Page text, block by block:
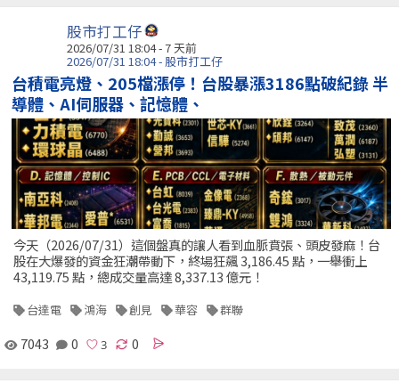
股市打工仔
2026/07/31 18:04 - 7 天前
2026/07/31 18:04 - 股市打工仔
台積電亮燈、205檔漲停！台股暴漲3186點破紀錄 半
導體、AI伺服器、記憶體、
今天（2026/07/31）這個盤真的讓人看到血脈賁張、頭皮發麻！台
股在大爆發的資金狂潮帶動下，終場狂飆 3,186.45 點，一舉衝上
43,119.75 點，總成交量高達 8,337.13 億元！
台達電 鴻海 創見 華容 群聯
7043 0 0